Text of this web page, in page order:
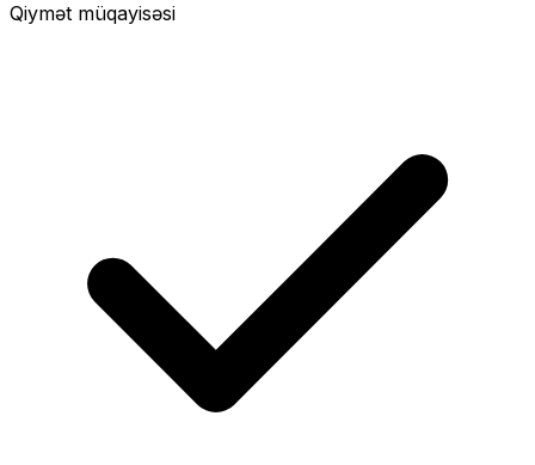
Qiymət müqayisəsi